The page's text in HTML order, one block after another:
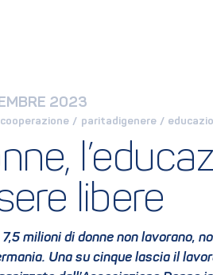
2023
/ paritadigenere /
libere
milioni di donne non lavorano,
Una su cinque lascia il